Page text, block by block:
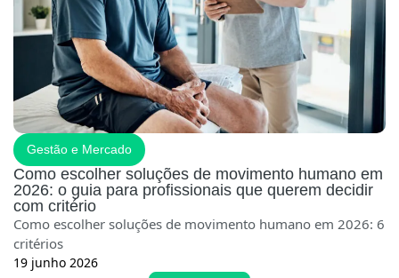
Gestão e Mercado
Como escolher soluções de movimento humano em
2026: o guia para profissionais que querem decidir
com critério
Como escolher soluções de movimento humano em 2026: 6
critérios
19 junho 2026